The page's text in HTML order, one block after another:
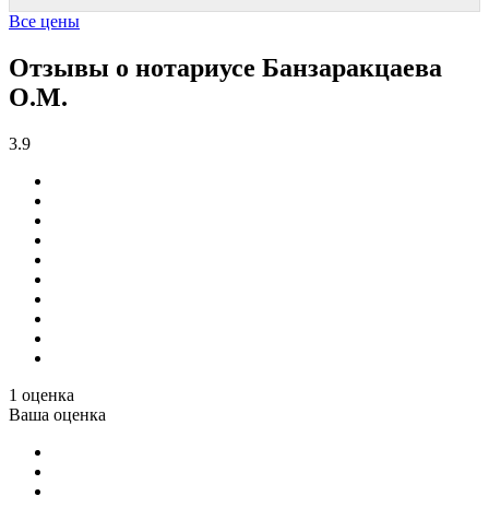
Все цены
Отзывы о нотариусе Банзаракцаева
О.М.
3.9
1 оценка
Ваша оценка